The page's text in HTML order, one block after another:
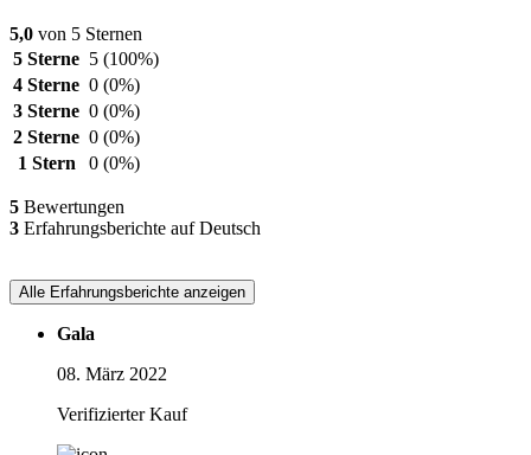
5,0 von 5 Sternen
5 Sterne 5 (100%)
4 Sterne 0 (0%)
3 Sterne 0 (0%)
2 Sterne 0 (0%)
1 Stern
0 (0%)
5 Bewertungen
3 Erfahrungsberichte auf Deutsch
Alle Erfahrungsberichte anzeigen
Gala
08. März 2022
Verifizierter Kauf